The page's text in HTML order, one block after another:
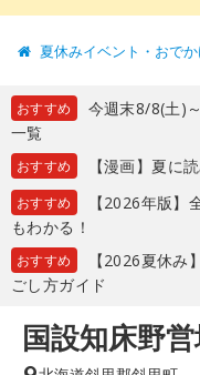
夏休みイベント・おで
おすすめ
今週末8/8(土)
一覧
おすすめ 【漫画】夏に
おすすめ
【2026年版】
もわかる！
おすすめ
【2026夏休み
ごし方ガイド
国設知床野